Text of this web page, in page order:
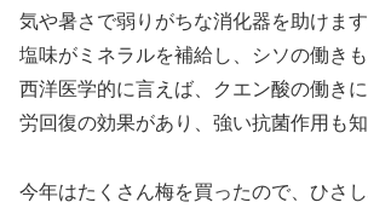
気や暑さで弱りがちな消化器を助けま
塩味がミネラルを補給し、シソの働きも
西洋医学的に言えば、クエン酸の働き
労回復の効果があり、強い抗菌作用も知
今年はたくさん梅を買ったので、ひさ